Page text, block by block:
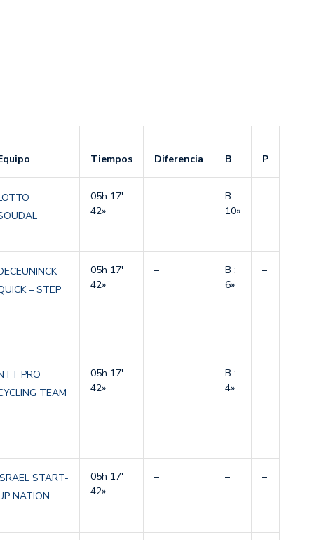
Tiempos Diferencia B P
05h 17′
42»
–
B :
10»
–
–
– STEP
05h 17′
42»
–
B :
6»
–
PRO
TEAM
05h 17′
42»
–
B :
4»
–
START-
NATION
05h 17′
42»
– – –